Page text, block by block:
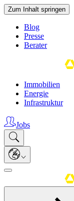
Zum Inhalt springen
Blog
Presse
Berater
Immobilien
Energie
Infrastruktur
Jobs